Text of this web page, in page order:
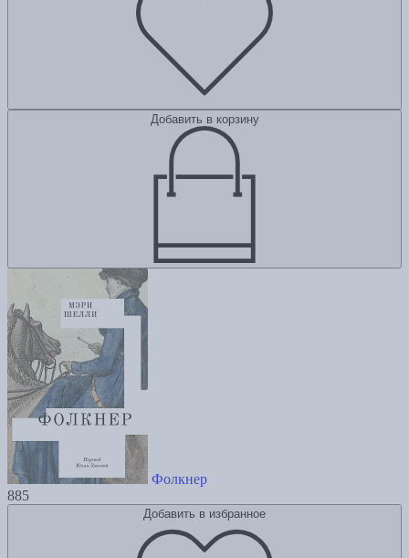
Добавить в корзину
Фолкнер
885
Добавить в избранное